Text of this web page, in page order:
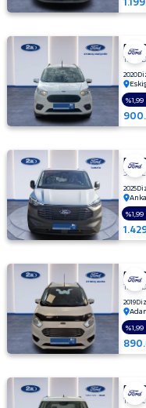
1.5
2020
320 L
2025
1.5
2019
1.0